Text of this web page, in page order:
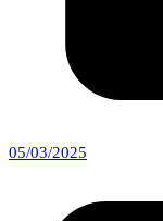
05/03/2025